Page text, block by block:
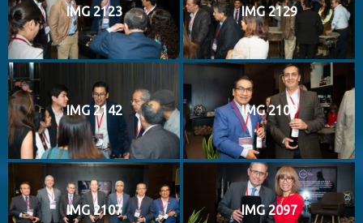
IMG 2123 IMG 2129
IMG 2142 IMG 2109
IMG 2107 IMG 2097